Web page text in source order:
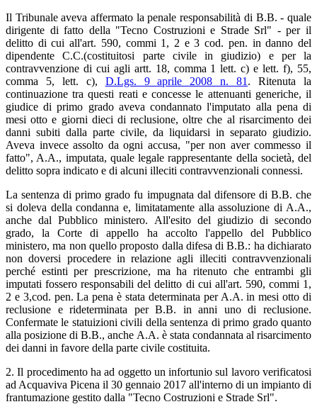
Il Tribunale aveva affermato la penale responsabilità di B.B. - quale
dirigente di fatto della "Tecno Costruzioni e Strade Srl" - per il
delitto di cui all'art. 590, commi 1, 2 e 3 cod. pen. in danno del
dipendente C.C.(costituitosi parte civile in giudizio) e per la
contravvenzione di cui agli artt. 18, comma 1 lett. c) e lett. f), 55,
comma 5, lett. c), D.Lgs. 9 aprile 2008 n. 81 . Ritenuta la
continuazione tra questi reati e concesse le attenuanti generiche, il
giudice di primo grado aveva condannato l'imputato alla pena di
mesi otto e giorni dieci di reclusione, oltre che al risarcimento dei
danni subiti dalla parte civile, da liquidarsi in separato giudizio.
Aveva invece assolto da ogni accusa, "per non aver commesso il
fatto", A.A., imputata, quale legale rappresentante della società, del
delitto sopra indicato e di alcuni illeciti contravvenzionali connessi.
La sentenza di primo grado fu impugnata dal difensore di B.B. che
si doleva della condanna e, limitatamente alla assoluzione di A.A.,
anche dal Pubblico ministero. All'esito del giudizio di secondo
grado, la Corte di appello ha accolto l'appello del Pubblico
ministero, ma non quello proposto dalla difesa di B.B.: ha dichiarato
non doversi procedere in relazione agli illeciti contravvenzionali
perché estinti per prescrizione, ma ha ritenuto che entrambi gli
imputati fossero responsabili del delitto di cui all'art. 590, commi 1,
2 e 3,cod. pen. La pena è stata determinata per A.A. in mesi otto di
reclusione e rideterminata per B.B. in anni uno di reclusione.
Confermate le statuizioni civili della sentenza di primo grado quanto
alla posizione di B.B., anche A.A. è stata condannata al risarcimento
dei danni in favore della parte civile costituita.
2. Il procedimento ha ad oggetto un infortunio sul lavoro verificatosi
ad Acquaviva Picena il 30 gennaio 2017 all'interno di un impianto di
frantumazione gestito dalla "Tecno Costruzioni e Strade Srl".